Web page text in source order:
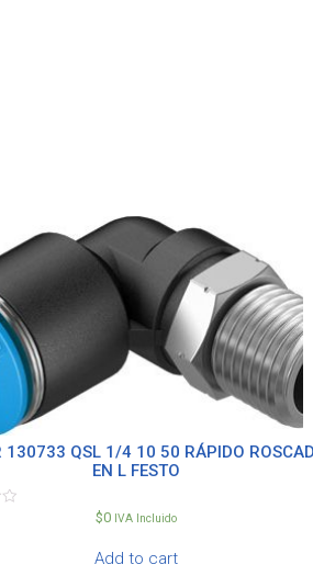
130733 QSL 1/4 10 50 RÁPIDO
EN L FESTO
$0 IVA Incluido
Add to cart